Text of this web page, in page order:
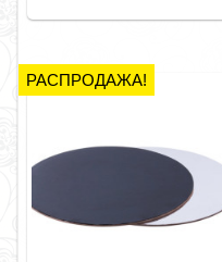
РАСПРОДАЖА!